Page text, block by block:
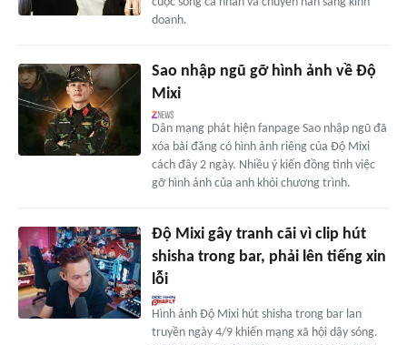
doanh.
Sao nhập ngũ gỡ hình ảnh về Độ
Mixi
Dân mạng phát hiện fanpage Sao nhập ngũ đã
xóa bài đăng có hình ảnh riêng của Độ Mixi
cách đây 2 ngày. Nhiều ý kiến đồng tình việc
gỡ hình ảnh của anh khỏi chương trình.
Độ Mixi gây tranh cãi vì clip hút
shisha trong bar, phải lên tiếng xin
lỗi
Hình ảnh Độ Mixi hút shisha trong bar lan
truyền ngày 4/9 khiến mạng xã hội dậy sóng.